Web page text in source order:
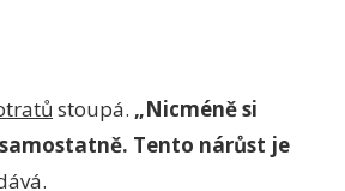
stoupá. „Nicméně si
Tento nárůst je